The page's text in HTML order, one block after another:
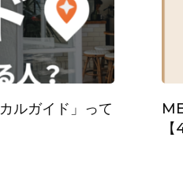
ルガイド」って